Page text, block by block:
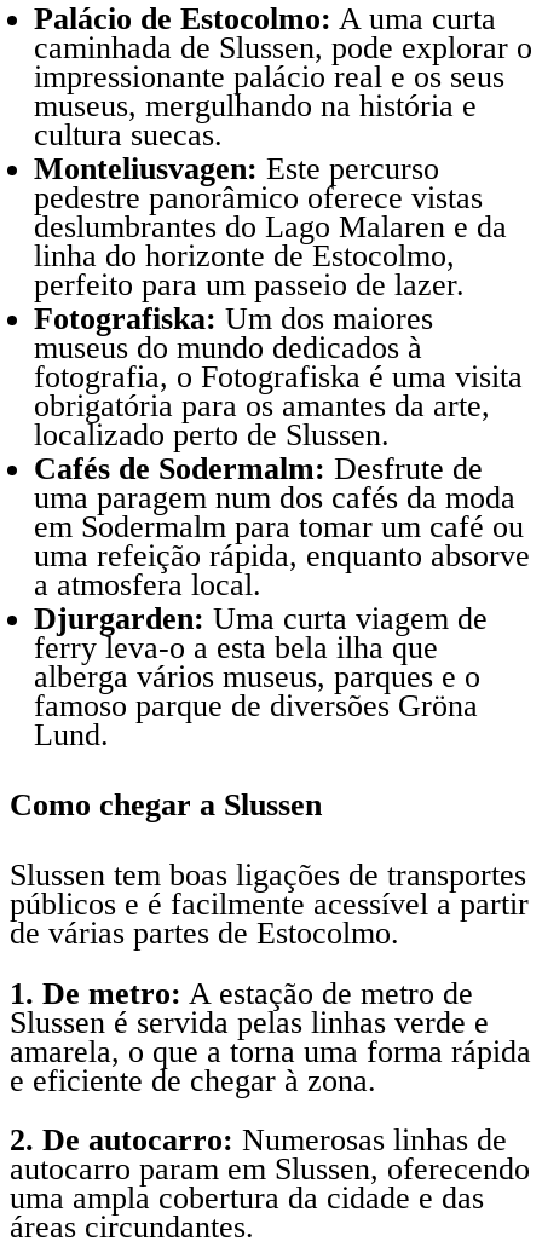
Palácio de Estocolmo: A uma curta
caminhada de Slussen, pode explorar o
impressionante palácio real e os seus
museus, mergulhando na história e
cultura suecas.
Monteliusvagen: Este percurso
pedestre panorâmico oferece vistas
deslumbrantes do Lago Malaren e da
linha do horizonte de Estocolmo,
perfeito para um passeio de lazer.
Fotografiska: Um dos maiores
museus do mundo dedicados à
fotografia, o Fotografiska é uma visita
obrigatória para os amantes da arte,
localizado perto de Slussen.
Cafés de Sodermalm: Desfrute de
uma paragem num dos cafés da moda
em Sodermalm para tomar um café ou
uma refeição rápida, enquanto absorve
a atmosfera local.
Djurgarden: Uma curta viagem de
ferry leva-o a esta bela ilha que
alberga vários museus, parques e o
famoso parque de diversões Gröna
Lund.
Como chegar a Slussen
Slussen tem boas ligações de transportes
públicos e é facilmente acessível a partir
de várias partes de Estocolmo.
1. De metro: A estação de metro de
Slussen é servida pelas linhas verde e
amarela, o que a torna uma forma rápida
e eficiente de chegar à zona.
2. De autocarro: Numerosas linhas de
autocarro param em Slussen, oferecendo
uma ampla cobertura da cidade e das
áreas circundantes.